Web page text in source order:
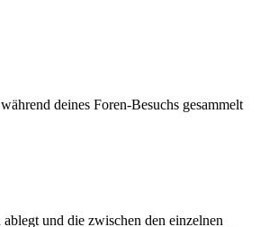
deines Foren-Besuchs gesammelt
und die zwischen den einzelnen